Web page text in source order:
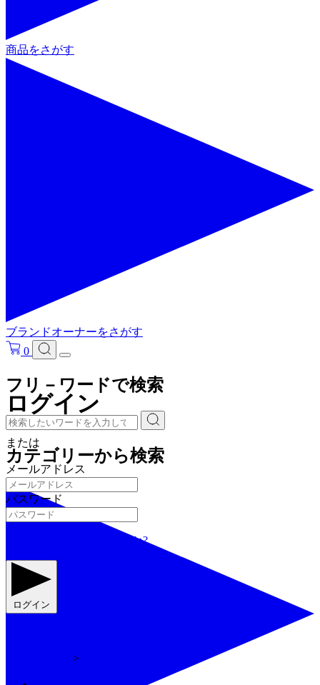
商品をさがす
ブランドオーナーをさがす
0
フリ－ワードで検索
カテゴリーから検索
ログイン
または
メールアドレス
パスワード
パスワードをお忘れですか?
ログイン